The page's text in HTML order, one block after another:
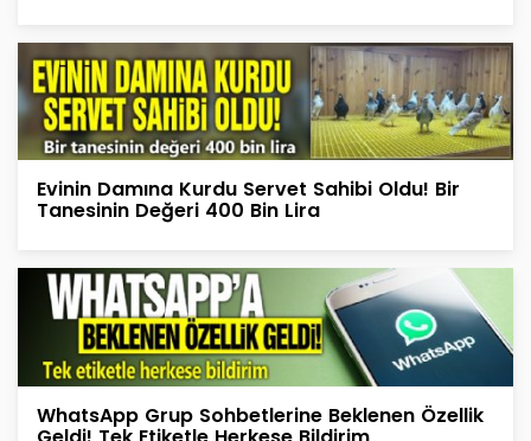
Evinin Damına Kurdu Servet Sahibi Oldu! Bir
Tanesinin Değeri 400 Bin Lira
WhatsApp Grup Sohbetlerine Beklenen Özellik